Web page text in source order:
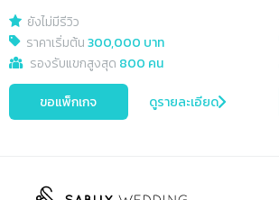
ยังไม่มีรีวิว
ราคาเริ่มต้น300,000 บาท
รองรับแขกสูงสุด 800 คน
ขอแพ็กเกจ ดูรายละเอียด